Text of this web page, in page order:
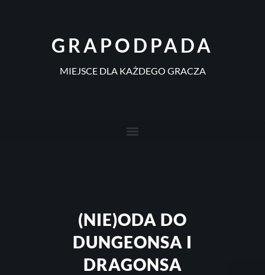
GRAPODPADA
MIEJSCE DLA KAŻDEGO GRACZA
(NIE)ODA DO
DUNGEONSA I
DRAGONSA